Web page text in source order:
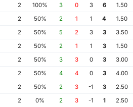
2 100% 3 0 3 6
1.50
2 50% 2 1 1 4
1.50
2 50% 5 2 3 3
3.50
2 50% 2 1 1 3
1.50
2 50% 3 3 0 3
3.00
2 50% 4 4 0 3
4.00
2 50% 2 3 -1 3
2.50
2 0% 2 3 -1 1
2.50